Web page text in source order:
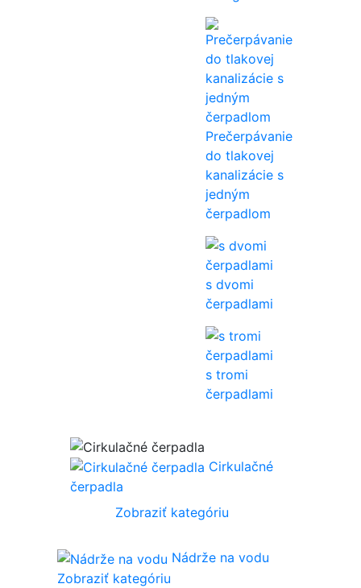
Prečerpávanie
do tlakovej
kanalizácie s
jedným
čerpadlom
s dvomi
čerpadlami
s tromi
čerpadlami
Cirkulačné
čerpadla
Zobraziť kategóriu
Nádrže na vodu
Zobraziť kategóriu